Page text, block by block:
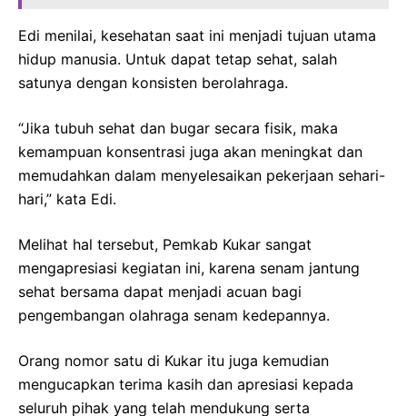
Edi menilai, kesehatan saat ini menjadi tujuan utama
hidup manusia. Untuk dapat tetap sehat, salah
satunya dengan konsisten berolahraga.
“Jika tubuh sehat dan bugar secara fisik, maka
kemampuan konsentrasi juga akan meningkat dan
memudahkan dalam menyelesaikan pekerjaan sehari-
hari,” kata Edi.
Melihat hal tersebut, Pemkab Kukar sangat
mengapresiasi kegiatan ini, karena senam jantung
sehat bersama dapat menjadi acuan bagi
pengembangan olahraga senam kedepannya.
Orang nomor satu di Kukar itu juga kemudian
mengucapkan terima kasih dan apresiasi kepada
seluruh pihak yang telah mendukung serta